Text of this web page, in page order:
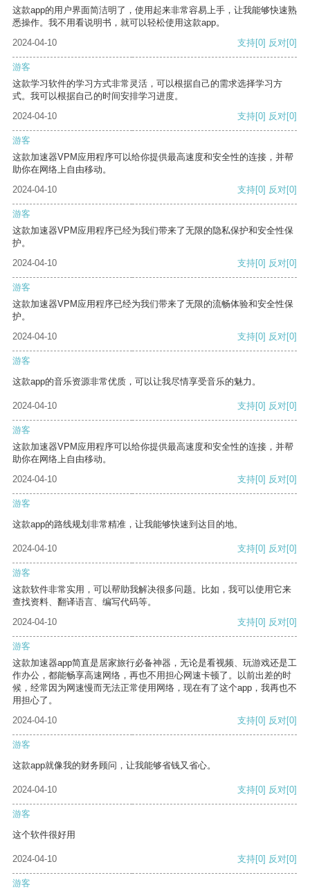
这款app的用户界面简洁明了，使用起来非常容易上手，让我能够快速熟
悉操作。我不用看说明书，就可以轻松使用这款app。
2024-04-10
支持[0] 反对[0]
游客
这款学习软件的学习方式非常灵活，可以根据自己的需求选择学习方
式。我可以根据自己的时间安排学习进度。
2024-04-10
支持[0] 反对[0]
游客
这款加速器VPM应用程序可以给你提供最高速度和安全性的连接，并帮
助你在网络上自由移动。
2024-04-10
支持[0] 反对[0]
游客
这款加速器VPM应用程序已经为我们带来了无限的隐私保护和安全性保
护。
2024-04-10
支持[0] 反对[0]
游客
这款加速器VPM应用程序已经为我们带来了无限的流畅体验和安全性保
护。
2024-04-10
支持[0] 反对[0]
游客
这款app的音乐资源非常优质，可以让我尽情享受音乐的魅力。
2024-04-10 支持[0] 反对[0]
游客
这款加速器VPM应用程序可以给你提供最高速度和安全性的连接，并帮
助你在网络上自由移动。
2024-04-10
支持[0] 反对[0]
游客
这款app的路线规划非常精准，让我能够快速到达目的地。
2024-04-10 支持[0] 反对[0]
游客
这款软件非常实用，可以帮助我解决很多问题。比如，我可以使用它来
查找资料、翻译语言、编写代码等。
2024-04-10
支持[0] 反对[0]
游客
这款加速器app简直是居家旅行必备神器，无论是看视频、玩游戏还是工
作办公，都能畅享高速网络，再也不用担心网速卡顿了。以前出差的时
候，经常因为网速慢而无法正常使用网络，现在有了这个app，我再也不
用担心了。
2024-04-10
支持[0] 反对[0]
游客
这款app就像我的财务顾问，让我能够省钱又省心。
2024-04-10 支持[0] 反对[0]
游客
这个软件很好用
2024-04-10 支持[0] 反对[0]
游客